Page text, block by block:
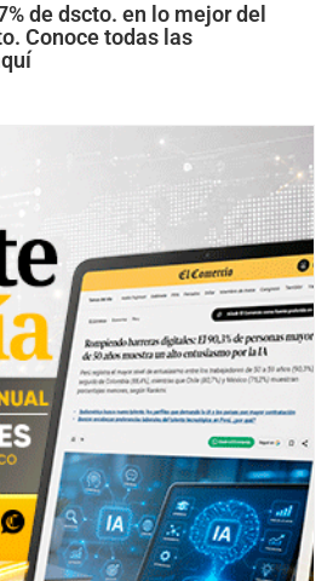
de dscto. en lo mejor del
Conoce todas las